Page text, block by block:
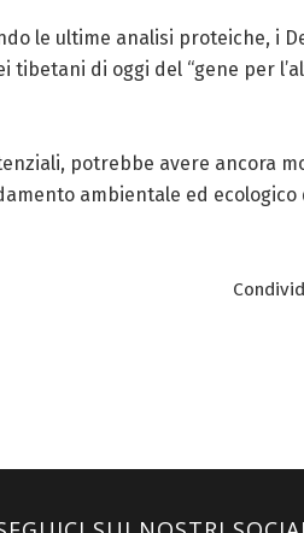
le ultime analisi proteiche, i
tibetani di oggi del “gene per
potrebbe avere ancora
ambientale ed ecologico